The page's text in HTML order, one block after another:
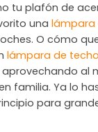
tu plafón de
una lámpara
O cómo
lámpara de
al
familia. Ya lo
para